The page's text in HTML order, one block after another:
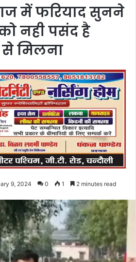
में फरियाद सुनने
नही पसंद है
से मिलना
9, 2024 0 1 2 minutes read